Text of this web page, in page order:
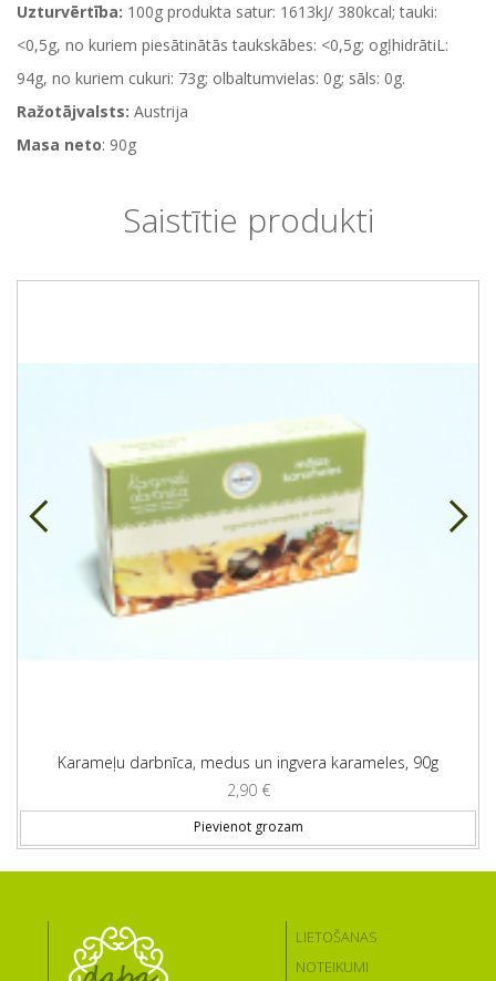
Uzturvērtība: 100g produkta satur: 1613kJ/ 380kcal; tauki:
<0,5g, no kuriem piesātinātās taukskābes: <0,5g; ogļhidrātiL:
94g, no kuriem cukuri: 73g; olbaltumvielas: 0g; sāls: 0g.
Ražotājvalsts: Austrija
Masa neto: 90g
Saistītie produkti
Karameļu darbnīca, medus un ingvera karameles, 90g
2,90 €
Pievienot grozam
LIETOŠANAS
NOTEIKUMI